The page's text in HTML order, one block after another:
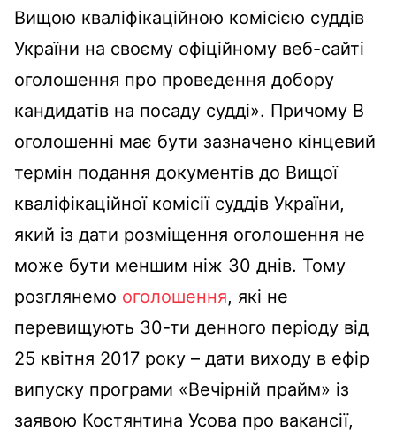
Вищою кваліфікаційною комісією суддів
України на своєму офіційному веб-сайті
оголошення про проведення добору
кандидатів на посаду судді». Причому В
оголошенні має бути зазначено кінцевий
термін подання документів до Вищої
кваліфікаційної комісії суддів України,
який із дати розміщення оголошення не
може бути меншим ніж 30 днів. Тому
розглянемо оголошення, які не
перевищують 30-ти денного періоду від
25 квітня 2017 року – дати виходу в ефір
випуску програми «Вечірній прайм» із
заявою Костянтина Усова про вакансії,